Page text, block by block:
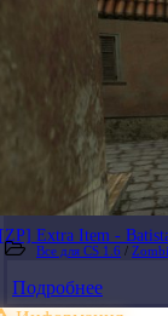
[ZP] Extra Item -
Все для CS 1.6 /
Подробнее